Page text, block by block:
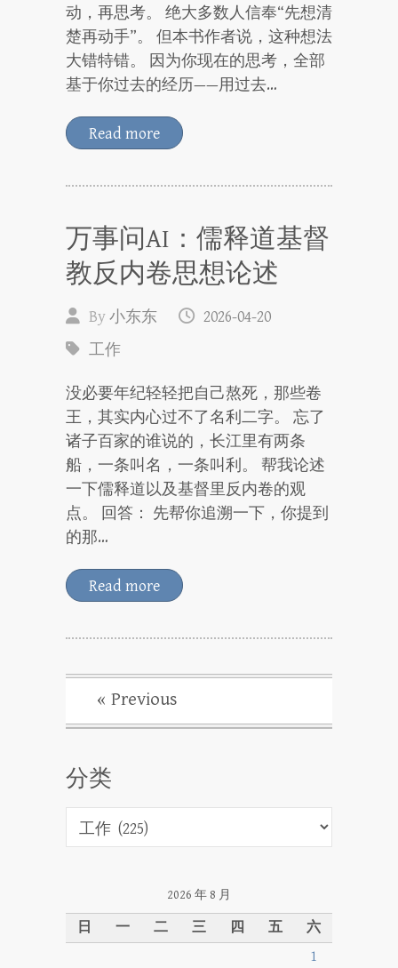
动，再思考。 绝大多数人信奉“先想清
楚再动手”。 但本书作者说，这种想法
大错特错。 因为你现在的思考，全部
基于你过去的经历——用过去…
Read more
万事问AI：儒释道基督
教反内卷思想论述
By小东东
2026-04-20
工作
没必要年纪轻轻把自己熬死，那些卷
王，其实内心过不了名利二字。 忘了
诸子百家的谁说的，长江里有两条
船，一条叫名，一条叫利。 帮我论述
一下儒释道以及基督里反内卷的观
点。 回答： 先帮你追溯一下，你提到
的那…
Read more
« Previous
分类
2026 年 8 月
日 一 二 三 四 五
六
1